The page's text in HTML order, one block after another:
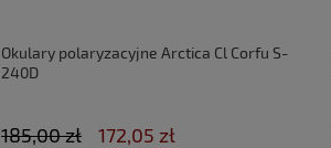
Okulary polaryzacyjne Arctica Cl Corfu S-
240D
172,05 zł
185,00 zł